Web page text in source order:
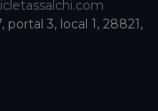
3, local 1, 28821,